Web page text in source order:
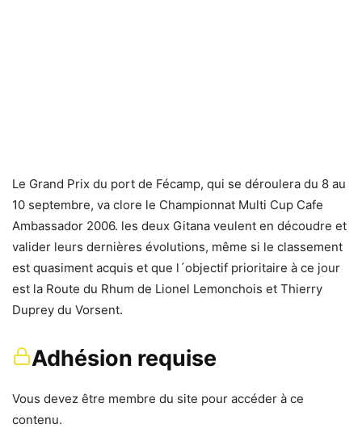
Le Grand Prix du port de Fécamp, qui se déroulera du 8 au
10 septembre, va clore le Championnat Multi Cup Cafe
Ambassador 2006. les deux Gitana veulent en découdre et
valider leurs dernières évolutions, même si le classement
est quasiment acquis et que l´objectif prioritaire à ce jour
est la Route du Rhum de Lionel Lemonchois et Thierry
Duprey du Vorsent.
Adhésion requise
Vous devez être membre du site pour accéder à ce
contenu.